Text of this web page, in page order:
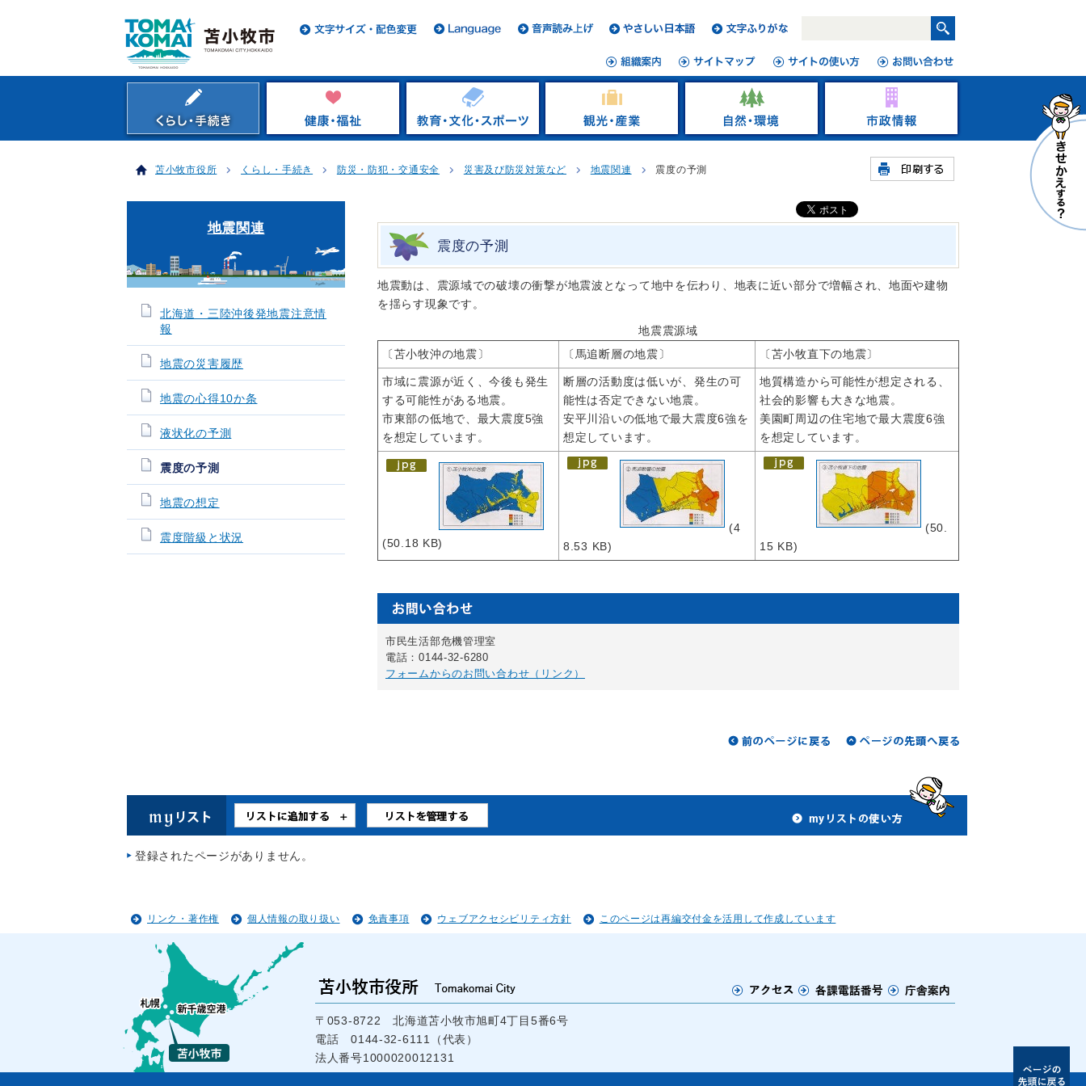
苫小牧市役所 くらし・手続き 防災・防犯・交通安全 災害及び防災対策など 地震関連 震度の予測
震度の予測
地震動は、震源域での破壊の衝撃が地震波となって地中を伝わり、地表に近い部分で増幅され、地面や建物
を揺らす現象です。
地震震源域
〔苫小牧沖の地震〕
〔馬追断層の地震〕 〔苫小牧直下の地震〕
市域に震源が近く、今後も発生
する可能性がある地震。
市東部の低地で、最大震度5強
を想定しています。
断層の活動度は低いが、発生の可
能性は否定できない地震。
安平川沿いの低地で最大震度6強を
想定しています。
地質構造から可能性が想定される、
社会的影響も大きな地震。
美園町周辺の住宅地で最大震度6強
を想定しています。
(50.18 KB)
(4
8.53 KB)
(50.
15 KB)
市民生活部危機管理室
電話：0144-32-6280
フォームからのお問い合わせ（リンク）
地震関連
北海道・三陸沖後発地震注意情
報
地震の災害履歴
地震の心得10か条
液状化の予測
震度の予測
地震の想定
震度階級と状況
登録されたページがありません。
リンク・著作権 個人情報の取り扱い 免責事項 ウェブアクセシビリティ方針 このページは再編交付金を活用して作成しています
〒053-8722 北海道苫小牧市旭町4丁目5番6号
電話 0144-32-6111（代表）
法人番号1000020012131